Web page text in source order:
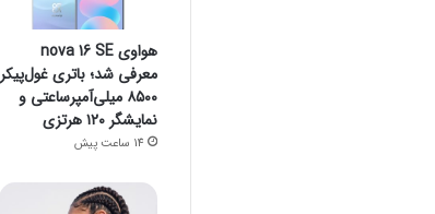
هواوی nova 16 SE
معرفی شد؛ باتری غول‌پیکر
۸۵۰۰ میلی‌آمپرساعتی و
نمایشگر ۱۲۰ هرتزی
14 ساعت پیش